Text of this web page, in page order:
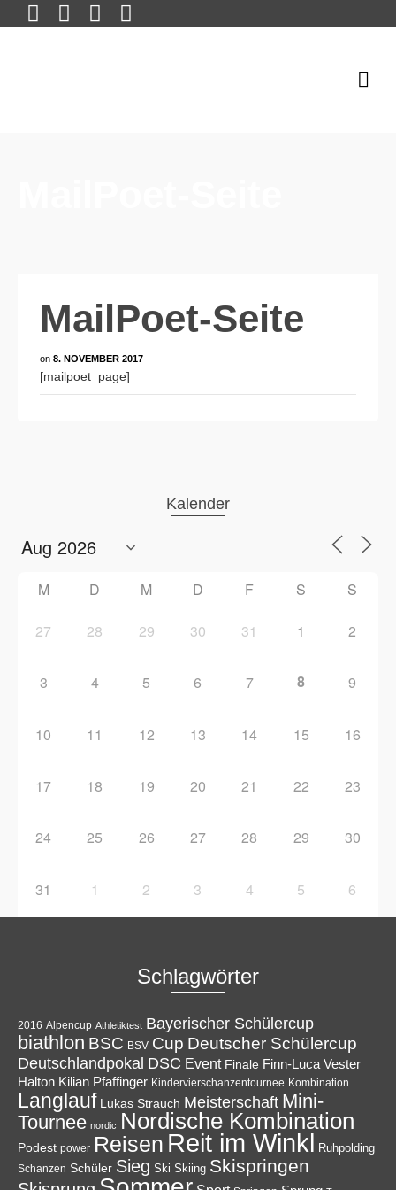
MailPoet-Seite
on 8. NOVEMBER 2017
[mailpoet_page]
Kalender
M D M D F S S
27 28 29 30 31 1 2
3 4 5 6 7 8 9
10 11 12 13 14 15 16
17 18 19 20 21 22 23
24 25 26 27 28 29 30
31 1 2 3 4 5 6
Schlagwörter
2016 Alpencup Athletiktest Bayerischer Schülercup
biathlon BSC BSV Cup Deutscher Schülercup
Deutschlandpokal DSC Event Finale Finn-Luca Vester
Halton Kilian Pfaffinger Kindervierschanzentournee Kombination
Langlauf Lukas Strauch Meisterschaft Mini-
Tournee nordic Nordische Kombination
Podest power Reisen Reit im Winkl Ruhpolding
Schanzen Schüler Sieg Ski Skiing Skispringen